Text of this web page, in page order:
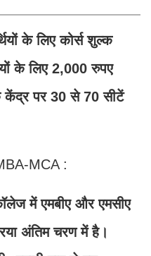
के लिए कोर्स शुल्क
के लिए 2,000 रुपए
केंद्र पर 30 से 70 सीटें
MCA :
में एमबीए और एमसीए
अंतिम चरण में है।